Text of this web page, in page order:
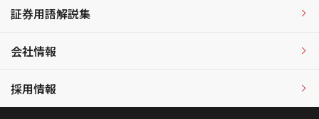
証券用語解説集
会社情報
採用情報